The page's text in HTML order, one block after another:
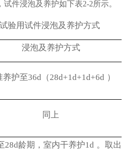
，试件浸泡及养护如下表2-2所示。
验用试件浸泡及养护方式
浸泡及养护方式
养护至36d （28d+1d+1d+6d ）
同上
28d龄期，室内干养护1d 。取出